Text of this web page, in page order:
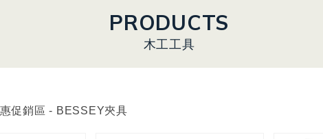
PRODUCTS
木工工具
促銷區 - BESSEY夾具